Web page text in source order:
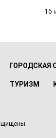
16
ГОРОДСКАЯ
ТУРИЗМ